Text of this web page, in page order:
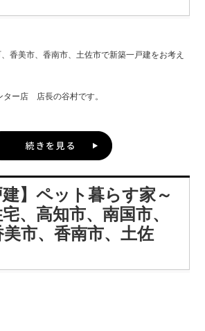
はずです。
ママには、家事の効率を上げる実用的な家がお
国市、いの町、香美市、香南市、土佐市で新築一
か。 【新築一戸建、住宅、高知市、南国市、い
どでは収集できない細かな情報も、 しっかりと
報収集として欠かせないのが資料請求。 資料請
のが最大のメリットです。
、不動産会社のホームページから請求したり、
を利用して請求することもできます。
などの資料が届きます。
煩わしいと言う方もいますが、あらかじめ「電
ですよ。
はまるで住宅カタログ。 理想の住まいや暮らし
購入に一歩近づくでしょう。
る上で大事なことが記載されています。
と思っている方
、理想の家づくりです。
しまう傾向が‥
たないことも
ランを提案してもらえます。
、間取り、キッチン、収納、ガレ
タイルに合った空間づくりを自由に
く。
は、大手ハウスメーカーのような、
せによる家づくりでは得られない
ます。
香美市、香南市、土佐市で新築一戸建をお考え
ー店 店長の谷村です。
香美市、香南市、土佐市で新築一戸建をお考え
代が跳ね上がってしまいますよね。
身体には結構毒です。
度差というのは 身体に大きくストレスを感じさ
建】ペット暮らす家～
、高知市、南国市、
市、香南市、土佐